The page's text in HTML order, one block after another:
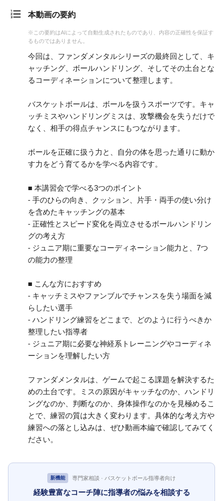
本動画の要約
※この要約はAIによって自動生成されたものであり、内容の正確性を保証す
るものではありません。
今回は、ファンダメンタルシリーズの最終回として、キ
ャッチング、ボールハンドリング、そしてその土台とな
るコーディネーションについて整理します。
バスケットボールは、ボールを扱うスポーツです。キャ
ッチミスやハンドリングミスは、攻撃機会を失うだけで
なく、相手の得点チャンスにもつながります。
ボールを正確に扱う力と、自分の体を思った通りに動か
す力をどう育てるかを学べる内容です。
■ 本講習会で学べる3つのポイント
- 手のひらの向き、クッション、片手・両手の使い分け
を含めたキャッチングの基本
- 正確性とスピード変化を両立させるボールハンドリン
グの考え方
- ジュニア期に重要なコーディネーション能力と、7つ
の能力の整理
■ こんな方におすすめ
- キャッチミスやファンブルでチャンスを失う場面を減
らしたい選手
- ハンドリング練習をどこまで、どのように行うべきか
整理したい指導者
- ジュニア期に必要な神経系トレーニングやコーディネ
ーションを理解したい方
ファンダメンタルは、ゲームで起こる課題を解決するた
めの土台です。ミスの原因がキャッチなのか、ハンドリ
ングなのか、判断なのか、身体操作なのかを見極めるこ
とで、練習の質は大きく変わります。具体的な考え方や
練習への落とし込みは、ぜひ動画本編で確認してみてく
ださい。
新機能 専門家相談 · バスケットボール指導者向け
経験豊富なコーチ陣に指導者の悩みを相談する